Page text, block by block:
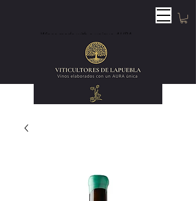
Wines made with a unique AURA.